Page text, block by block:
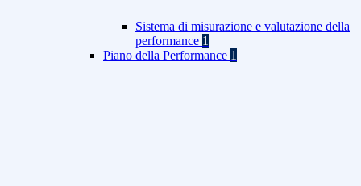
Sistema di misurazione e valutazione della
performance 1
Piano della Performance 1